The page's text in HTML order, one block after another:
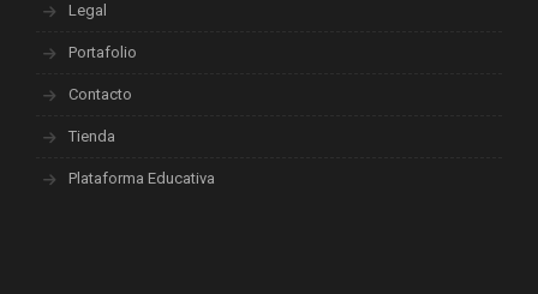
Legal
Portafolio
Contacto
Tienda
Plataforma Educativa